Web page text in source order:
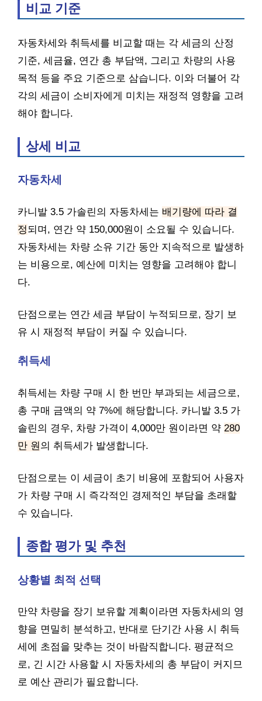
비교 기준
자동차세와 취득세를 비교할 때는 각 세금의 산정
기준, 세금율, 연간 총 부담액, 그리고 차량의 사용
목적 등을 주요 기준으로 삼습니다. 이와 더불어 각
각의 세금이 소비자에게 미치는 재정적 영향을 고려
해야 합니다.
상세 비교
자동차세
카니발 3.5 가솔린의 자동차세는 배기량에 따라 결
정되며, 연간 약 150,000원이 소요될 수 있습니다.
자동차세는 차량 소유 기간 동안 지속적으로 발생하
는 비용으로, 예산에 미치는 영향을 고려해야 합니
다.
단점으로는 연간 세금 부담이 누적되므로, 장기 보
유 시 재정적 부담이 커질 수 있습니다.
취득세
취득세는 차량 구매 시 한 번만 부과되는 세금으로,
총 구매 금액의 약 7%에 해당합니다. 카니발 3.5 가
솔린의 경우, 차량 가격이 4,000만 원이라면 약 280
만 원 의 취득세가 발생합니다.
단점으로는 이 세금이 초기 비용에 포함되어 사용자
가 차량 구매 시 즉각적인 경제적인 부담을 초래할
수 있습니다.
종합 평가 및 추천
상황별 최적 선택
만약 차량을 장기 보유할 계획이라면 자동차세의 영
향을 면밀히 분석하고, 반대로 단기간 사용 시 취득
세에 초점을 맞추는 것이 바람직합니다. 평균적으
로, 긴 시간 사용할 시 자동차세의 총 부담이 커지므
로 예산 관리가 필요합니다.